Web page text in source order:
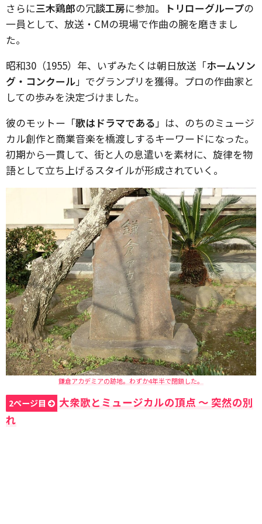
さらに三木鶏郎の冗談工房に参加。 トリローグループの
一員として、放送・CMの現場で作曲の腕を磨きまし
た。
昭和30（1955）年、いずみたくは朝日放送「ホームソン
グ・コンクール」でグランプリを獲得。プロの作曲家と
しての歩みを決定づけました。
彼のモットー「歌はドラマである」は、のちのミュージ
カル創作と商業音楽を橋渡しするキーワードになった。
初期から一貫して、街と人の息遣いを素材に、旋律を物
語として立ち上げるスタイルが形成されていく。
鎌倉アカデミアの跡地。わずか4年半で閉鎖した。
2ページ目
大衆歌とミュージカルの頂点 〜 突然の別
れ